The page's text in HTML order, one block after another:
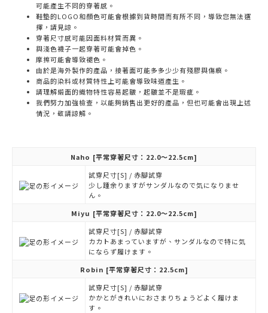
可能產生不同的穿著感。
鞋墊的LOGO和顏色可能會根據到貨時間而有所不同，導致您無法選
擇，請見諒。
穿著尺寸感可能因面料材質而異。
與淺色襪子一起穿著可能會掉色。
摩擦可能會導致褪色。
由於是海外製作的產品，接著面可能多多少少有殘膠與傷痕。
商品的染料或材質特性上可能會導致味道產生。
請理解緞面的織物特性容易起皺，起皺並不是瑕疵。
我們努力加強檢查，以能夠銷售出更好的產品，但也可能會出現上述
情況，敬請諒解。
Naho [平常穿著尺寸：22.0～22.5cm]
試穿尺寸[S] / 赤腳試穿
少し踵余りますがサンダルなので気になりませ
ん。
Miyu [平常穿著尺寸：22.0～22.5cm]
試穿尺寸[S] / 赤腳試穿
カカトあまっていますが、サンダルなので特に気
にならず履けます。
Robin [平常穿著尺寸：22.5cm]
試穿尺寸[S] / 赤腳試穿
かかとがきれいにおさまりちょうどよく履けま
す。